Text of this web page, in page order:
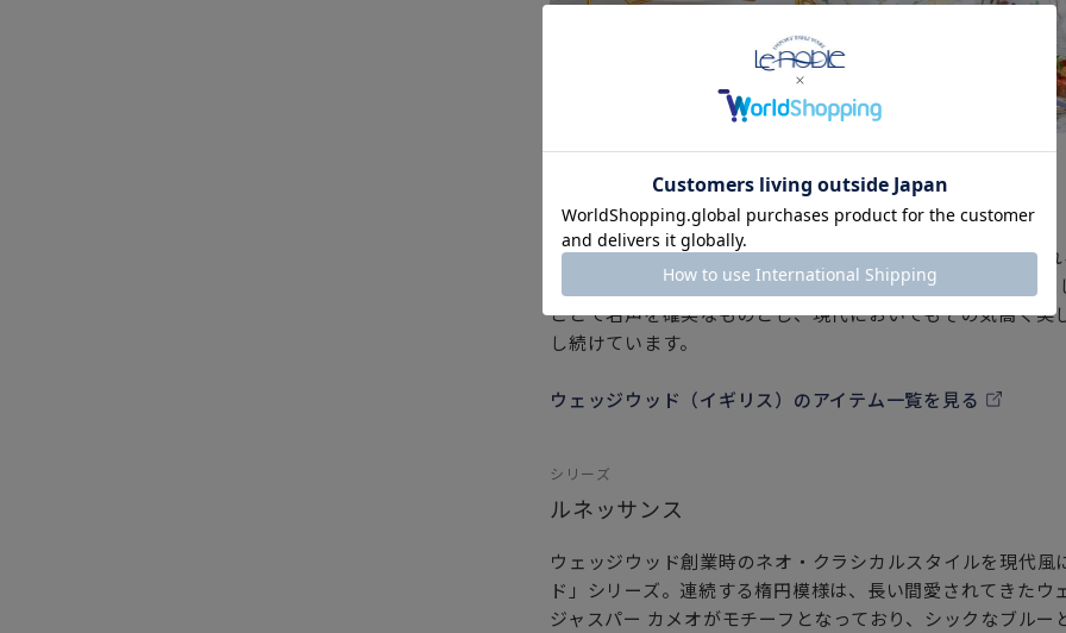
ウェッジウッド（イギリス）
ウェッジウッド（Wedgwood）は「英国陶工の父」と呼ば
1759年に創立された洋食器ブランドです。イギリス王室を
ことで名声を確実なものとし、現代においてもその気高く
し続けています。
ウェッジウッド（イギリス）のアイテム一覧を見る
シリーズ
ルネッサンス
ウェッジウッド創業時のネオ・クラシカルスタイルを現代
ド」シリーズ。連続する楕円模様は、長い間愛されてきた
ジャスパー カメオがモチーフとなっており、シックなブル